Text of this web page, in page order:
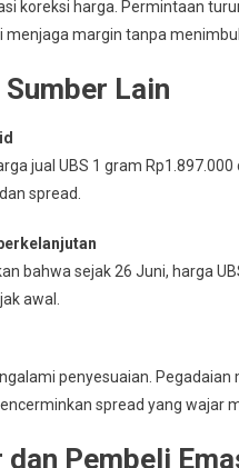
koreksi harga. Permintaan
margin tanpa
Lain
jual UBS 1 gram
spread.
bahwa sejak 26 Juni, harga
awal.
penyesuaian.
spread yang wajar
Pembeli